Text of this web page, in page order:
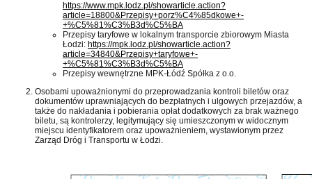
https://www.mpk.lodz.pl/showarticle.action?
article=18800&Przepisy+porz%C4%85dkowe+-
+%C5%81%C3%B3d%C5%BA
Przepisy taryfowe w lokalnym transporcie zbiorowym Miasta
Łodzi: https://mpk.lodz.pl/showarticle.action?
article=34840&Przepisy+taryfowe+-
+%C5%81%C3%B3d%C5%BA
Przepisy wewnętrzne MPK-Łódź Spółka z o.o.
Osobami upoważnionymi do przeprowadzania kontroli biletów oraz
dokumentów uprawniających do bezpłatnych i ulgowych przejazdów, a
także do nakładania i pobierania opłat dodatkowych za brak ważnego
biletu, są kontrolerzy, legitymujący się umieszczonym w widocznym
miejscu identyfikatorem oraz upoważnieniem, wystawionym przez
Zarząd Dróg i Transportu w Łodzi.